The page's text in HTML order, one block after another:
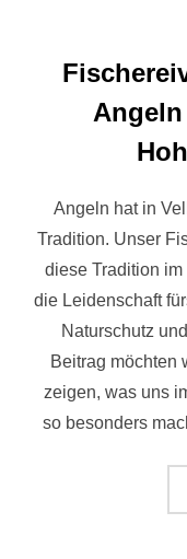
Angeln hat in
Tradition. Unser
diese Tradition
die Leidenschaft
Naturschutz
Beitrag möchten
zeigen, was uns
so besonders